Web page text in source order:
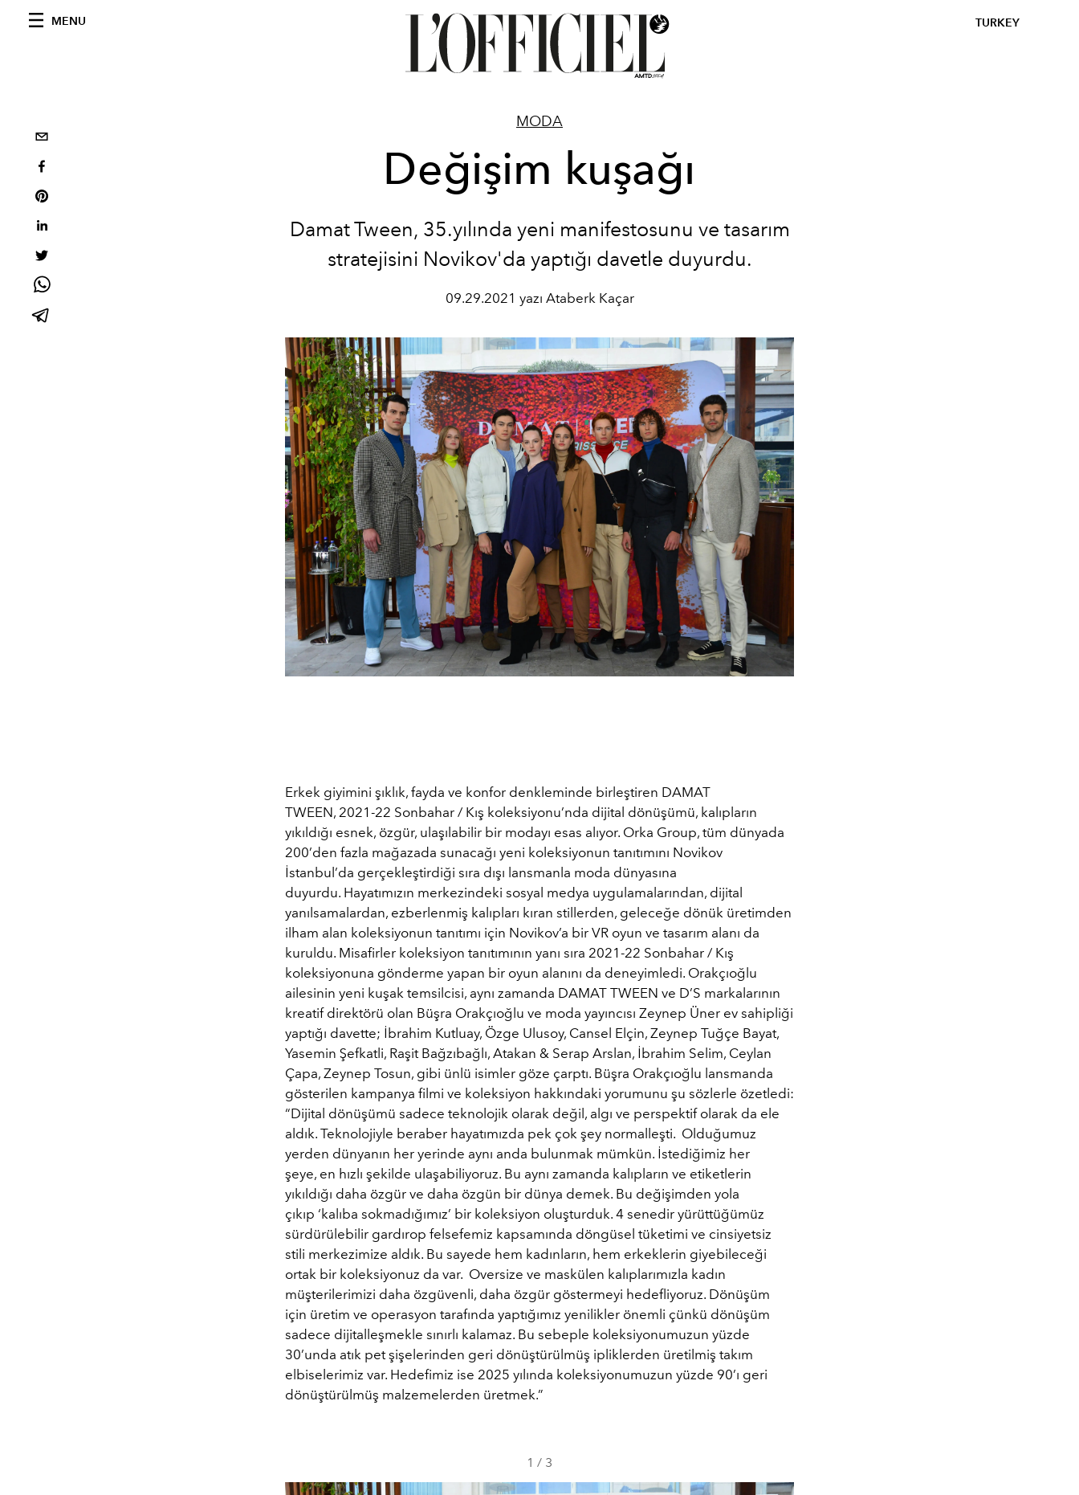
MENU TURKEY
MODA
Değişim kuşağı
Damat Tween, 35.yılında yeni manifestosunu ve tasarım
stratejisini Novikov'da yaptığı davetle duyurdu.
09.29.2021 yazı Ataberk Kaçar
Erkek giyimini şıklık, fayda ve konfor denkleminde birleştiren DAMAT
TWEEN, 2021-22 Sonbahar / Kış koleksiyonu’nda dijital dönüşümü, kalıpların
yıkıldığı esnek, özgür, ulaşılabilir bir modayı esas alıyor. Orka Group, tüm dünyada
200’den fazla mağazada sunacağı yeni koleksiyonun tanıtımını Novikov
İstanbul’da gerçekleştirdiği sıra dışı lansmanla moda dünyasına
duyurdu. Hayatımızın merkezindeki sosyal medya uygulamalarından, dijital
yanılsamalardan, ezberlenmiş kalıpları kıran stillerden, geleceğe dönük üretimden
ilham alan koleksiyonun tanıtımı için Novikov’a bir VR oyun ve tasarım alanı da
kuruldu. Misafirler koleksiyon tanıtımının yanı sıra 2021-22 Sonbahar / Kış
koleksiyonuna gönderme yapan bir oyun alanını da deneyimledi. Orakçıoğlu
ailesinin yeni kuşak temsilcisi, aynı zamanda DAMAT TWEEN ve D’S markalarının
kreatif direktörü olan Büşra Orakçıoğlu ve moda yayıncısı Zeynep Üner ev sahipliği
yaptığı davette; İbrahim Kutluay, Özge Ulusoy, Cansel Elçin, Zeynep Tuğçe Bayat,
Yasemin Şefkatli, Raşit Bağzıbağlı, Atakan & Serap Arslan, İbrahim Selim, Ceylan
Çapa, Zeynep Tosun, gibi ünlü isimler göze çarptı. Büşra Orakçıoğlu lansmanda
gösterilen kampanya filmi ve koleksiyon hakkındaki yorumunu şu sözlerle özetledi:
“Dijital dönüşümü sadece teknolojik olarak değil, algı ve perspektif olarak da ele
aldık. Teknolojiyle beraber hayatımızda pek çok şey normalleşti. Olduğumuz
yerden dünyanın her yerinde aynı anda bulunmak mümkün. İstediğimiz her
şeye, en hızlı şekilde ulaşabiliyoruz. Bu aynı zamanda kalıpların ve etiketlerin
yıkıldığı daha özgür ve daha özgün bir dünya demek. Bu değişimden yola
çıkıp ‘kalıba sokmadığımız’ bir koleksiyon oluşturduk. 4 senedir yürüttüğümüz
sürdürülebilir gardırop felsefemiz kapsamında döngüsel tüketimi ve cinsiyetsiz
stili merkezimize aldık. Bu sayede hem kadınların, hem erkeklerin giyebileceği
ortak bir koleksiyonuz da var. Oversize ve maskülen kalıplarımızla kadın
müşterilerimizi daha özgüvenli, daha özgür göstermeyi hedefliyoruz. Dönüşüm
için üretim ve operasyon tarafında yaptığımız yenilikler önemli çünkü dönüşüm
sadece dijitalleşmekle sınırlı kalamaz. Bu sebeple koleksiyonumuzun yüzde
30’unda atık pet şişelerinden geri dönüştürülmüş ipliklerden üretilmiş takım
elbiselerimiz var. Hedefimiz ise 2025 yılında koleksiyonumuzun yüzde 90’ı geri
dönüştürülmüş malzemelerden üretmek.”
1 / 3